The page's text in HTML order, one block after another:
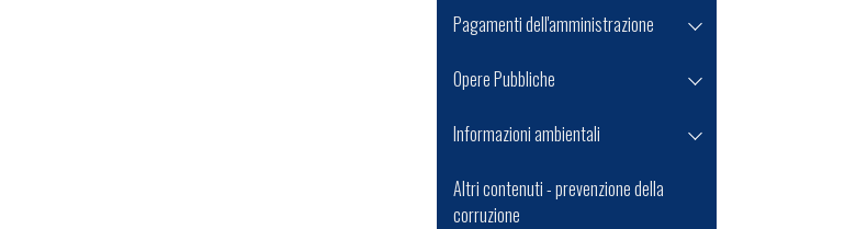
Pagamenti dell'amministrazione
Opere Pubbliche
Informazioni ambientali
Altri contenuti - prevenzione della
corruzione